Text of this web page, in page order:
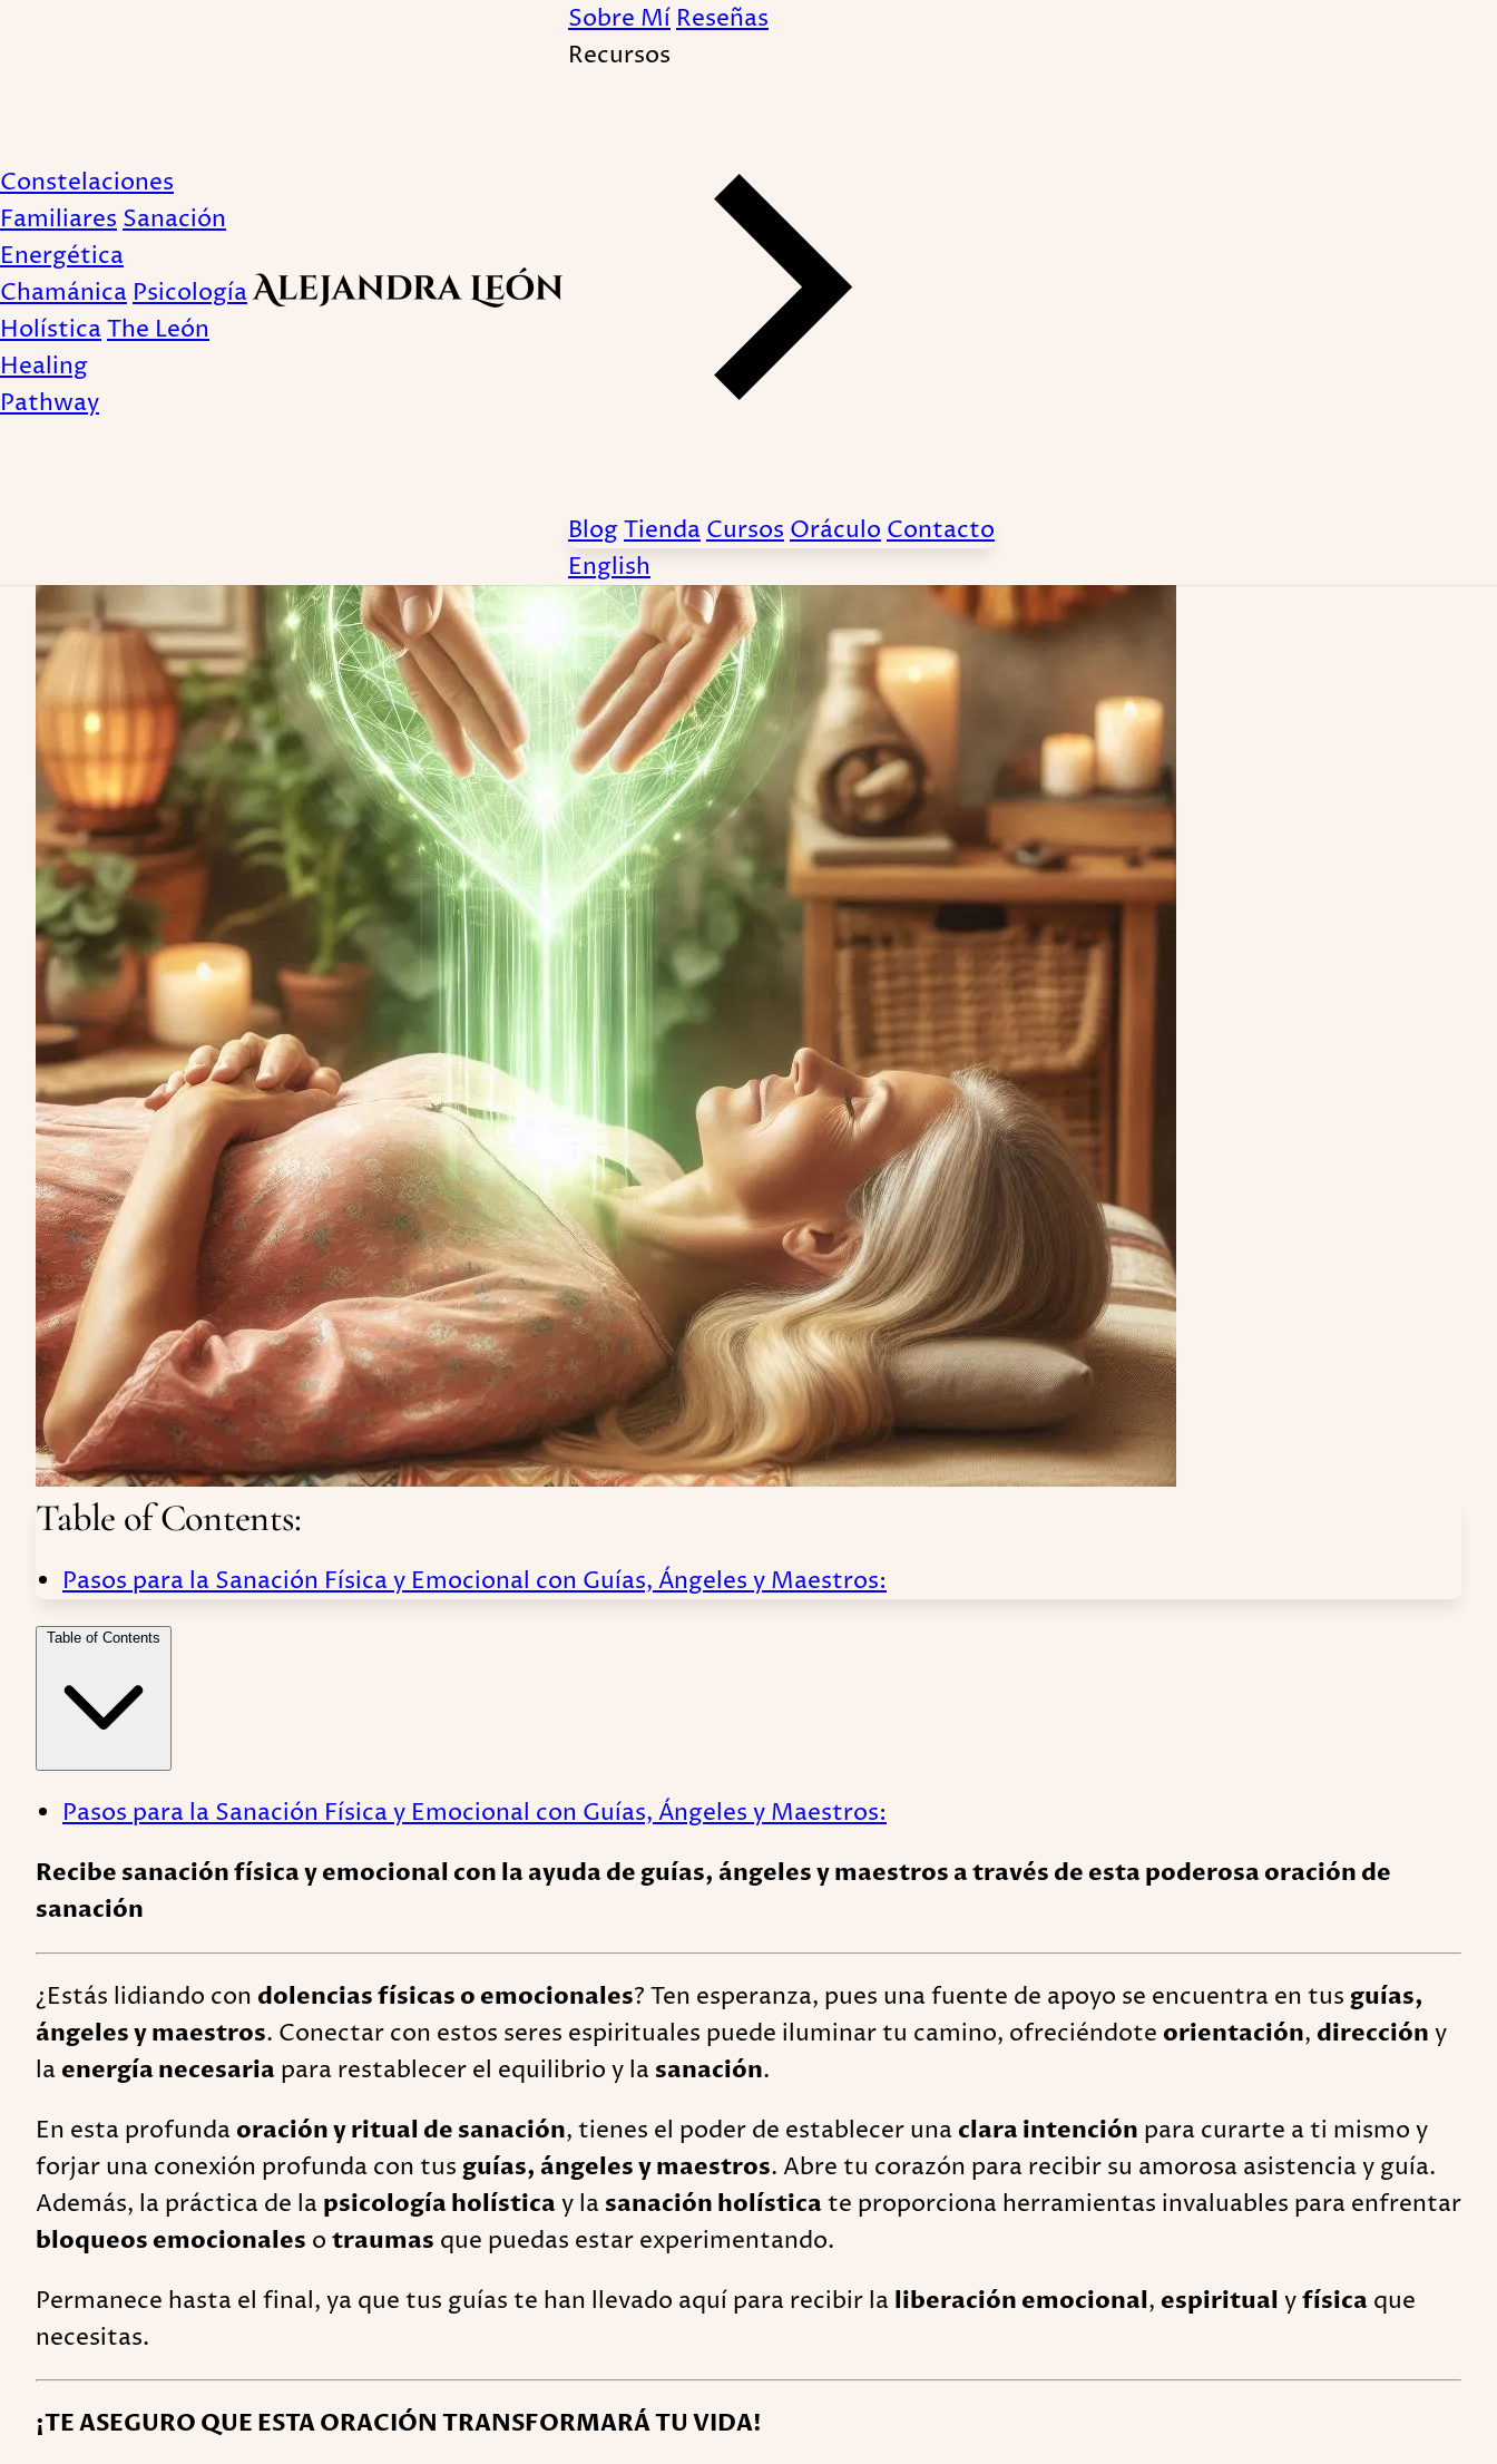
Constelaciones
Familiares Sanación
Energética
Chamánica Psicología
HolísticaThe León
Healing
Pathway
Sobre Mí Reseñas
Recursos
BlogTienda Cursos Oráculo Contacto
English
Transforma tu vida con sanación divina: Restauración física y
emocional + Sanación Holística
Publicado February 14, 2023
Table of Contents:
Pasos para la Sanación Física y Emocional con Guías, Ángeles y Maestros:
Table of Contents
Pasos para la Sanación Física y Emocional con Guías, Ángeles y Maestros:
Recibe sanación física y emocional con la ayuda de guías, ángeles y maestros a través de esta poderosa oración de
sanación
¿Estás lidiando con dolencias físicas o emocionales? Ten esperanza, pues una fuente de apoyo se encuentra en tus guías,
ángeles y maestros. Conectar con estos seres espirituales puede iluminar tu camino, ofreciéndote orientación, dirección y
la energía necesaria para restablecer el equilibrio y la sanación.
En esta profunda oración y ritual de sanación, tienes el poder de establecer una clara intención para curarte a ti mismo y
forjar una conexión profunda con tus guías, ángeles y maestros. Abre tu corazón para recibir su amorosa asistencia y guía.
Además, la práctica de la psicología holísticay la sanación holísticate proporciona herramientas invaluables para enfrentar
bloqueos emocionales o traumas que puedas estar experimentando.
Permanece hasta el final, ya que tus guías te han llevado aquí para recibir la liberación emocional, espiritual yfísica que
necesitas.
¡TE ASEGURO QUE ESTA ORACIÓN TRANSFORMARÁ TU VIDA!